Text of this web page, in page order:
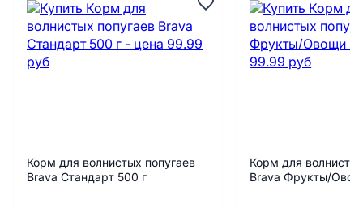
Корм для волнистых попугаев
Brava Стандарт 500 г
Корм для
Brava Фрукты/